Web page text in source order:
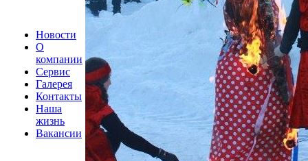
Новости
О
компании
Сервис
Галерея
Контакты
Наша
жизнь
Вакансии